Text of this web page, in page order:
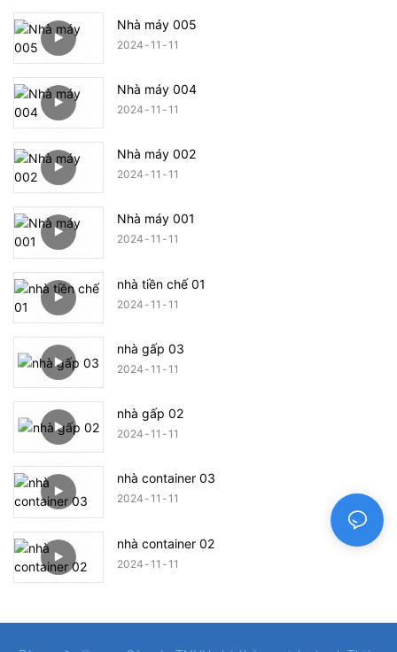
Nhà máy 005
2024 11 11
Nhà máy 004
2024 11 11
Nhà máy 002
2024 11 11
Nhà máy 001
2024 11 11
nhà tiền chế 01
2024 11 11
nhà gấp 03
2024 11 11
nhà gấp 02
2024 11 11
nhà container 03
2024 11 11
nhà container 02
2024 11 11